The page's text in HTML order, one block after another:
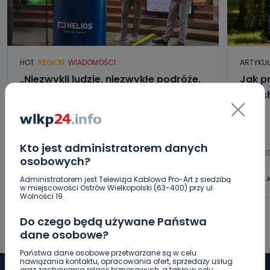
Kto jest administratorem danych
osobowych?
Administratorem jest Telewizja Kablowa Pro-Art z siedzibą
w miejscowości Ostrów Wielkopolski (63-400) przy ul.
Wolności 19.
Do czego będą używane Państwa
dane osobowe?
Państwa dane osobowe przetwarzane są w celu
nawiązania kontaktu, opracowania ofert, sprzedaży usług
HOT REGION WIADOMOŚCI
„Niezwykli ludzie, niezwykłe podróże,
Antonińska – dzień pierwszy [FOTO]
Aleksandra Barczak
Jak